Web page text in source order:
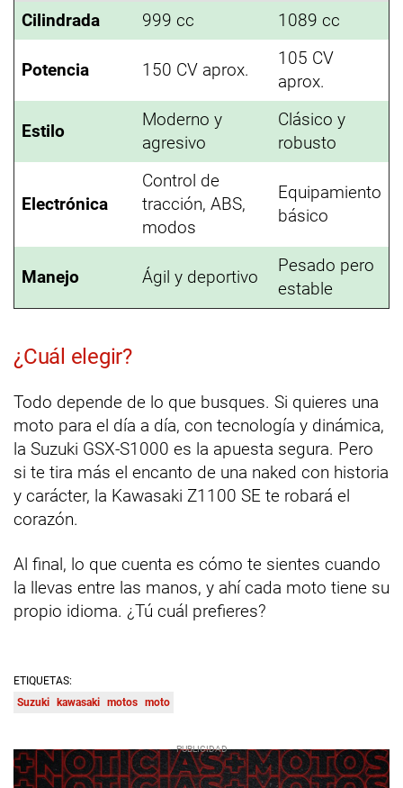
Cilindrada
999 cc 1089 cc
Potencia 150 CV aprox.
105 CV
aprox.
Estilo
Moderno y
agresivo
Clásico y
robusto
Electrónica
Control de
tracción, ABS,
modos
Equipamiento
básico
Manejo Ágil y deportivo
Pesado pero
estable
¿Cuál elegir?
Todo depende de lo que busques. Si quieres una
moto para el día a día, con tecnología y dinámica,
la Suzuki GSX-S1000 es la apuesta segura. Pero
si te tira más el encanto de una naked con historia
y carácter, la Kawasaki Z1100 SE te robará el
corazón.
Al final, lo que cuenta es cómo te sientes cuando
la llevas entre las manos, y ahí cada moto tiene su
propio idioma. ¿Tú cuál prefieres?
ETIQUETAS:
Suzuki
kawasaki motos moto